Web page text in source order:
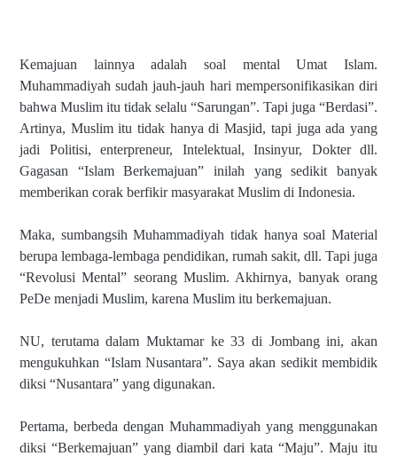
Kemajuan lainnya adalah soal mental Umat Islam.
Muhammadiyah sudah jauh-jauh hari mempersonifikasikan diri
bahwa Muslim itu tidak selalu “Sarungan”. Tapi juga “Berdasi”.
Artinya, Muslim itu tidak hanya di Masjid, tapi juga ada yang
jadi Politisi, enterpreneur, Intelektual, Insinyur, Dokter dll.
Gagasan “Islam Berkemajuan” inilah yang sedikit banyak
memberikan corak berfikir masyarakat Muslim di Indonesia.
Maka, sumbangsih Muhammadiyah tidak hanya soal Material
berupa lembaga-lembaga pendidikan, rumah sakit, dll. Tapi juga
“Revolusi Mental” seorang Muslim. Akhirnya, banyak orang
PeDe menjadi Muslim, karena Muslim itu berkemajuan.
NU, terutama dalam Muktamar ke 33 di Jombang ini, akan
mengukuhkan “Islam Nusantara”. Saya akan sedikit membidik
diksi “Nusantara” yang digunakan.
Pertama, berbeda dengan Muhammadiyah yang menggunakan
diksi “Berkemajuan” yang diambil dari kata “Maju”. Maju itu